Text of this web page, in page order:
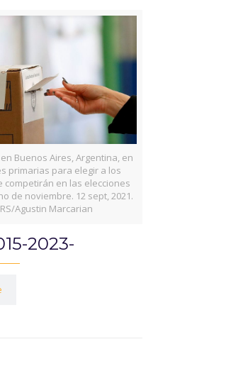
Buenos Aires, Argentina, en
primarias para elegir a los
competirán en las elecciones
de noviembre. 12 sept, 2021.
Agustin Marcarian
2023-